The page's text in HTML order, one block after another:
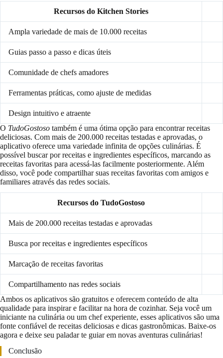
Recursos do Kitchen Stories
Ampla variedade de mais de 10.000 receitas
Guias passo a passo e dicas úteis
Comunidade de chefs amadores
Ferramentas práticas, como ajuste de medidas
Design intuitivo e atraente
O TudoGostoso também é uma ótima opção para encontrar receitas
deliciosas. Com mais de 200.000 receitas testadas e aprovadas, o
aplicativo oferece uma variedade infinita de opções culinárias. É
possível buscar por receitas e ingredientes específicos, marcando as
receitas favoritas para acessá-las facilmente posteriormente. Além
disso, você pode compartilhar suas receitas favoritas com amigos e
familiares através das redes sociais.
Recursos do TudoGostoso
Mais de 200.000 receitas testadas e aprovadas
Busca por receitas e ingredientes específicos
Marcação de receitas favoritas
Compartilhamento nas redes sociais
Ambos os aplicativos são gratuitos e oferecem conteúdo de alta
qualidade para inspirar e facilitar na hora de cozinhar. Seja você um
iniciante na culinária ou um chef experiente, esses aplicativos são uma
fonte confiável de receitas deliciosas e dicas gastronômicas. Baixe-os
agora e deixe seu paladar te guiar em novas aventuras culinárias!
Conclusão